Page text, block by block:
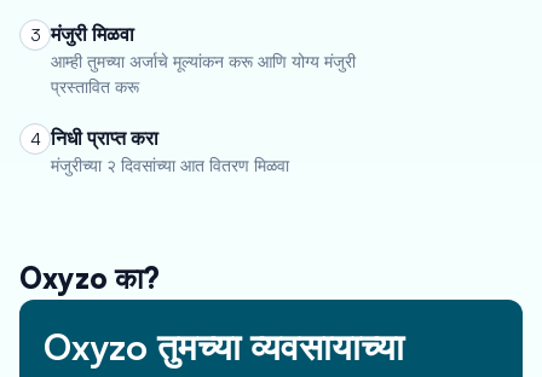
3 मंजुरी मिळवा
आम्ही तुमच्या अर्जाचे मूल्यांकन करू आणि योग्य मंजुरी
प्रस्तावित करू
4 निधी प्राप्त करा
मंजुरीच्या २ दिवसांच्या आत वितरण मिळवा
Oxyzo का?
Oxyzo तुमच्या व्यवसायाच्या